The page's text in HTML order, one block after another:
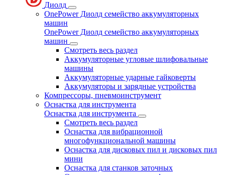
Диолд
OnePower Диолд семейство аккумуляторных
машин
OnePower Диолд семейство аккумуляторных
машин
Смотреть весь раздел
Аккумуляторные угловые шлифовальные
машины
Аккумуляторные ударные гайковерты
Аккумуляторы и зарядные устройства
Компрессоры, пневмоинструмент
Оснастка для инструмента
Оснастка для инструмента
Смотреть весь раздел
Оснастка для вибрационной
многофункциональной машины
Оснастка для дисковых пил и дисковых пил
мини
Оснастка для станков заточных